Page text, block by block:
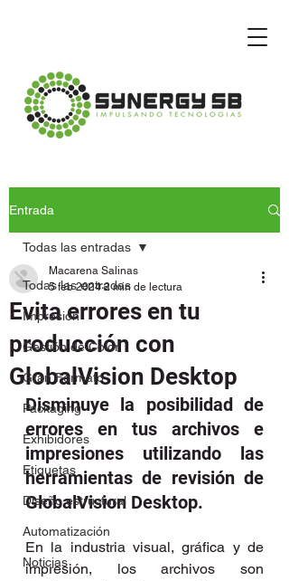
Entrada
Todas las entradas
Impresión
Gestión de Color
Gran Formato
Packaging
Exhibidores
Etiquetas
Diseño estructural
Automatización
Noticias
Todas las entradas
Evita errores en tu
producción con
GlobalVision Desktop
Macarena Salinas
5 feb 2024 2 min de lectura
Disminuye la posibilidad de
errores en tus archivos e
impresiones utilizando las
herramientas de revisión de
GlobalVision Desktop.
En la industria visual, gráfica y de
impresión, los archivos son